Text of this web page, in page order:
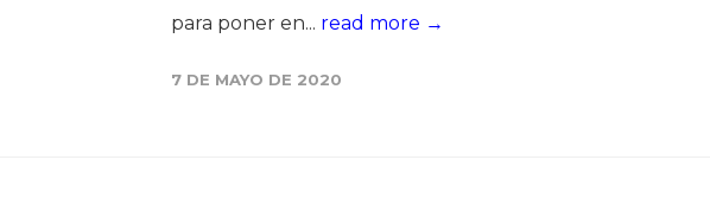
para poner en... read more →
7 DE MAYO DE 2020